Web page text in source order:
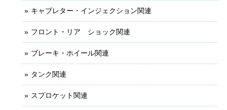
キャブレター・インジェクション関連
フロント・リア ショック関連
ブレーキ・ホイール関連
タンク関連
スプロケット関連